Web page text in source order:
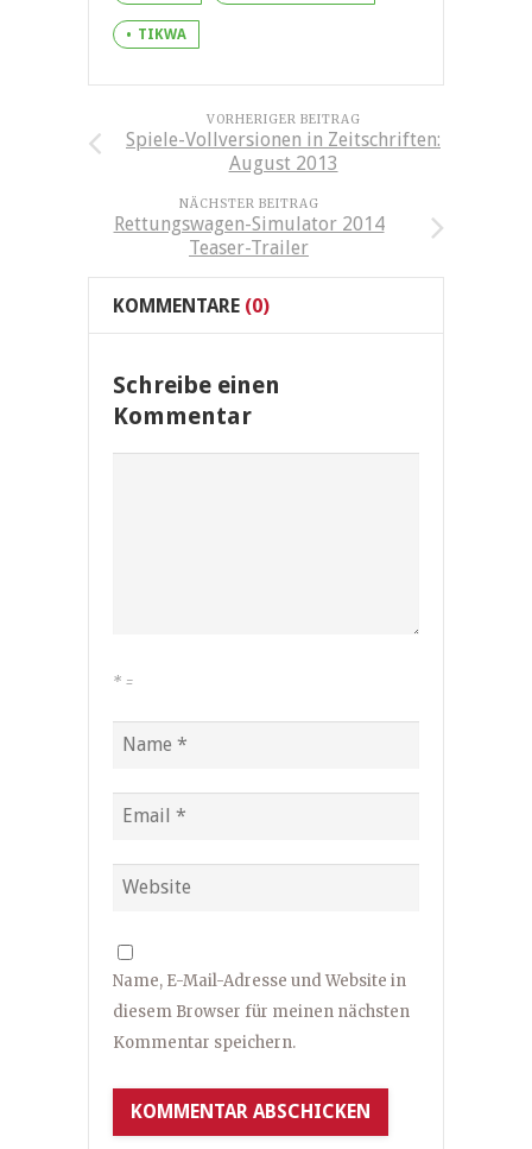
TIKWA
VORHERIGER BEITRAG
Spiele-Vollversionen in Zeitschriften:
August 2013
NÄCHSTER BEITRAG
Rettungswagen-Simulator 2014
Teaser-Trailer
KOMMENTARE (0)
Schreibe einen
Kommentar
* =
Name, E-Mail-Adresse und Website in
diesem Browser für meinen nächsten
Kommentar speichern.